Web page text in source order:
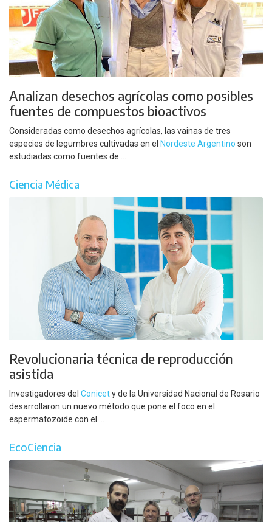
Analizan desechos agrícolas como posibles
fuentes de compuestos bioactivos
Consideradas como desechos agrícolas, las vainas de tres
especies de legumbres cultivadas en el Nordeste Argentino son
estudiadas como fuentes de ...
Ciencia Médica
Revolucionaria técnica de reproducción
asistida
Investigadores del Conicety de la Universidad Nacional de Rosario
desarrollaron un nuevo método que pone el foco en el
espermatozoide con el ...
EcoCiencia